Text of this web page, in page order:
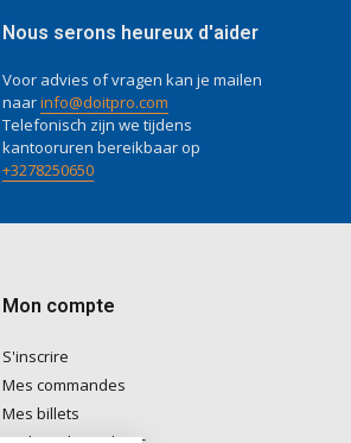
Nous serons heureux d'aider
Voor advies of vragen kan je mailen
naarinfo@doitpro.com
Telefonisch zijn we tijdens
kantooruren bereikbaar op
+3278250650
Mon compte
S'inscrire
Mes commandes
Mes billets